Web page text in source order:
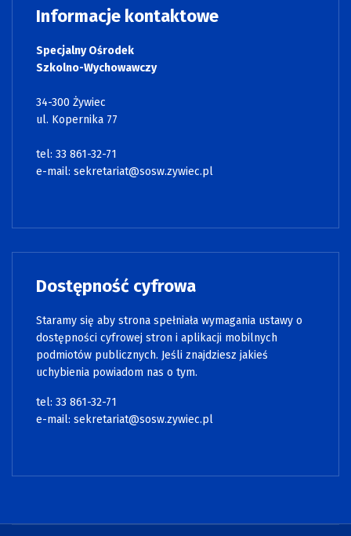
Informacje kontaktowe
Specjalny Ośrodek
Szkolno-Wychowawczy
34-300 Żywiec
ul. Kopernika 77
tel: 33 861-32-71
e-mail: sekretariat@sosw.zywiec.pl
Dostępność cyfrowa
Staramy się aby strona spełniała wymagania ustawy o
dostępności cyfrowej stron i aplikacji mobilnych
podmiotów publicznych. Jeśli znajdziesz jakieś
uchybienia powiadom nas o tym.
tel: 33 861-32-71
e-mail: sekretariat@sosw.zywiec.pl